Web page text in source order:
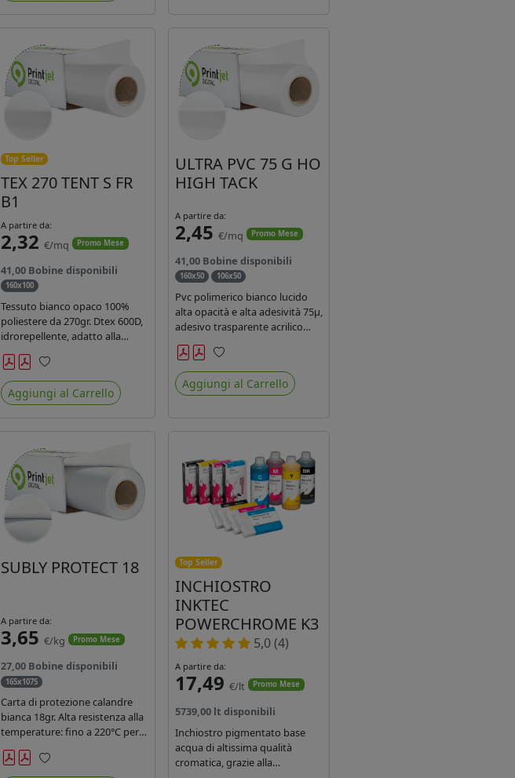
Top Seller
TEX 270 TENT S FR
B1
A partire da:
2,32 €/mq Promo Mese
41,00 Bobine disponibili
160x100
Tessuto bianco opaco 100%
poliestere da 270gr. Dtex 600D,
idrorepellente, adatto alla
stampa solvente, ecosolvente,
uv, latex (di terza generazione).
Ideale per tende ,coperture
gazebo, prodotti gonfiabili o
Preferiti
Aggiungi al Carrello
ULTRA PVC 75 G HO
HIGH TACK
A partire da:
2,45 €/mq Promo Mese
41,00 Bobine disponibili
160x50 106x50
Pvc polimerico bianco lucido
alta opacità e alta adesività 75µ,
adesivo trasparente acrilico
hotmelt permanente, durata 5-
7 anni, liner 140gr PE su
entrambi lati. Prestazioni di alto
livello. Dotato di certificato
Preferiti
Aggiungi al Carrello
SUBLY PROTECT 18
A partire da:
3,65 €/kg Promo Mese
27,00 Bobine disponibili
165x1075
Carta di protezione calandre
bianca 18gr. Alta resistenza alla
temperature: fino a 220°C per
40 secondi. Lunghezza 1075
mtl, peso kg 35, diam. 20cm.
Preferiti
Top Seller
INCHIOSTRO
INKTEC
POWERCHROME K3
5,0 (4)
A partire da:
17,49 €/lt Promo Mese
5739,00 lt disponibili
Inchiostro pigmentato base
acqua di altissima qualità
cromatica, grazie alla